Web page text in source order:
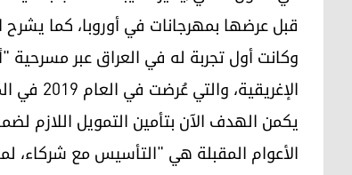
قبل عرضها بمهرجانات في أوروبا، كما يشرح
وكانت أول تجربة له في العراق عبر
الإغريقية، والتي عُرضت في العام 2019 في المدينة بمشاركة طلاب مسرحيين محليين.
يكمن الهدف الآن بتأمين التمويل اللازم
الأعوام المقبلة هي "التأسيس مع شركاء،